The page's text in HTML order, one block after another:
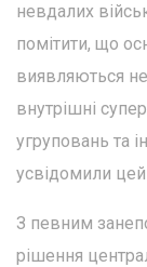
невдалих
помітити, що
виявляються не
внутрішні
угруповань та
усвідомили цей
З певним
рішення